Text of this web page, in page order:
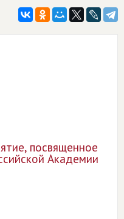
посвященное
Академии